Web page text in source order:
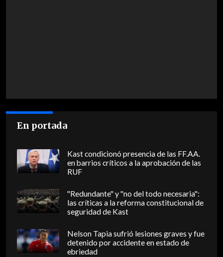
En portada
Kast condicionó presencia de las FF.AA.
en barrios críticos a la aprobación de las
RUF
"Redundante" y "no del todo necesaria":
las críticas a la reforma constitucional de
seguridad de Kast
Nelson Tapia sufrió lesiones graves y fue
detenido por accidente en estado de
ebriedad